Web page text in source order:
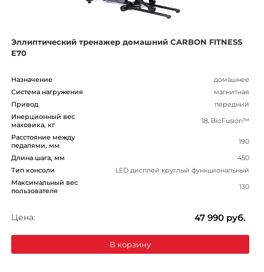
Эллиптический тренажер домашний CARBON FITNESS
E70
Назначение
домашнее
Система нагружения
магнитная
Привод
передний
Инерционный вес
маховика, кг
18, BioFusion™
Расстояние между
педалями, мм
190
Длина шага, мм
450
Тип консоли
LED дисплей круглый функциональный
Максимальный вес
пользователя
130
Цена: 47 990 руб.
В корзину